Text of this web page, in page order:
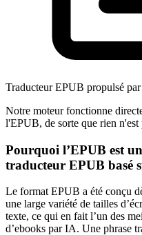
Traducteur EPUB propulsé
Notre moteur fonctionne
l'EPUB, de sorte que rien
Pourquoi l’EPUB est
traducteur EPUB basé
Le format EPUB a été conçu
une large variété de tailles
texte, ce qui en fait l’un des
d’ebooks par IA. Une phrase